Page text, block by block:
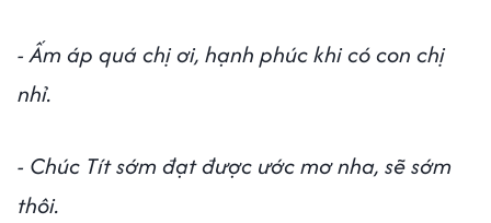
- Ấm áp quá chị ơi, hạnh phúc khi có con chị
nhỉ.
- Chúc Tít sớm đạt được ước mơ nha, sẽ sớm
thôi.